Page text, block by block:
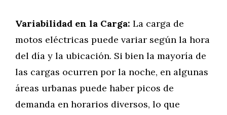
Variabilidad en la Carga: La carga de
motos eléctricas puede variar según la hora
del día y la ubicación. Si bien la mayoría de
las cargas ocurren por la noche, en algunas
áreas urbanas puede haber picos de
demanda en horarios diversos, lo que